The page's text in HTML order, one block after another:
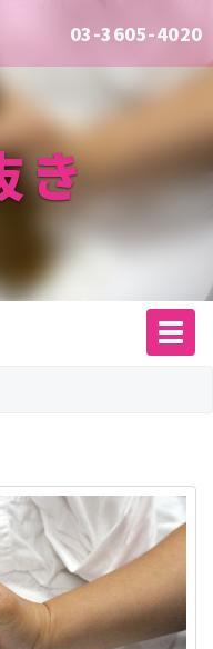
03-3605-4020
き